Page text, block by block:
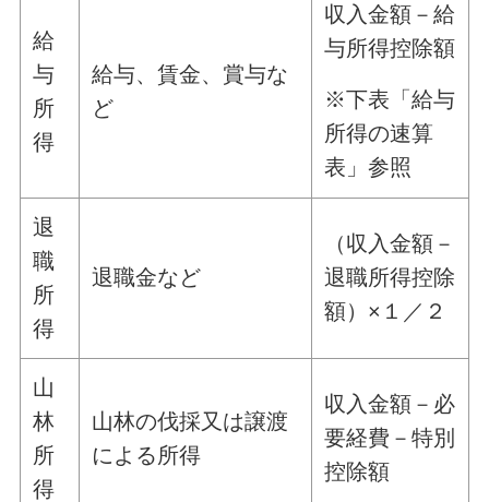
給
与
所
得
給与、賃金、賞与な
ど
収入金額－給
与所得控除額
※下表「給与
所得の速算
表」参照
退
職
所
得
退職金など
（収入金額－
退職所得控除
額）×１／２
山
林
所
得
山林の伐採又は譲渡
による所得
収入金額－必
要経費－特別
控除額